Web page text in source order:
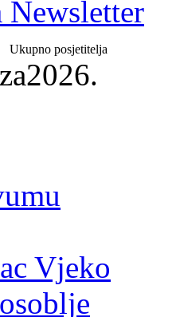
Newsletter
Ukupno posjetitelja
2026.
Vjeko